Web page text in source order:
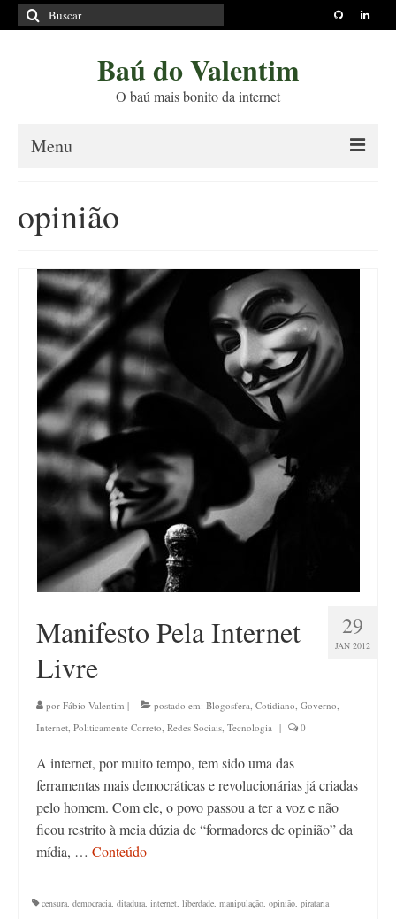
Buscar
por:
Baú do Valentim
O baú mais bonito da internet
Menu
Princípios Editoriais
Políticas e Termos
Livros
Projetos
Blog
Contato
opinião
29
JAN 2012
Manifesto Pela Internet
Livre
por Fábio Valentim | postado em: Blogosfera, Cotidiano, Governo,
Internet, Politicamente Correto, Redes Sociais, Tecnologia | 0
A internet, por muito tempo, tem sido uma das
ferramentas mais democráticas e revolucionárias já criadas
pelo homem. Com ele, o povo passou a ter a voz e não
ficou restrito à meia dúzia de “formadores de opinião” da
mídia, … Conteúdo
censura, democracia, ditadura, internet, liberdade, manipulação, opinião, pirataria